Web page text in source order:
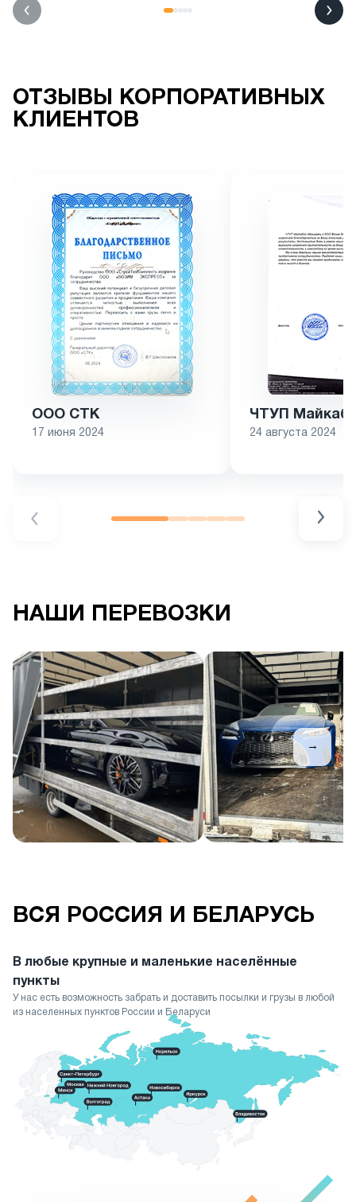
выставлен адекватный.
ОТЗЫВЫ КОРПОРАТИВНЫХ
КЛИЕНТОВ
ООО СТК
17 июня 2024
ЧТУП
24 августа 2024
НАШИ ПЕРЕВОЗКИ
→
ВСЯ РОССИЯ И БЕЛАРУСЬ
В любые крупные и маленькие населённые
пункты
У нас есть возможность забрать и доставить посылки и грузы в любой
из населенных пунктов России и Беларуси